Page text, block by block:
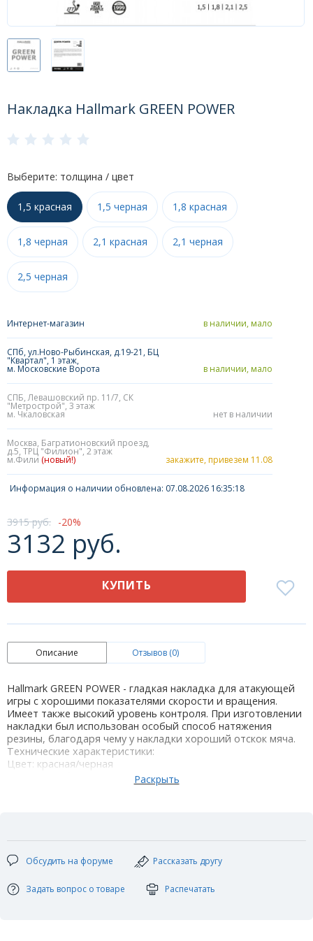
Накладка Hallmark GREEN POWER
Выберите: толщина / цвет
1,5 красная 1,5 черная 1,8 красная
1,8 черная 2,1 красная 2,1 черная
2,5 черная
Интернет-магазин в наличии, мало
СПб, ул.Ново-Рыбинская, д.19-21, БЦ
"Квартал", 1 этаж,
м. Московские Ворота в наличии, мало
СПБ, Левашовский пр. 11/7, СК
"Метрострой", 3 этаж
м. Чкаловская нет в наличии
Москва, Багратионовский проезд,
д.5, ТРЦ "Филион", 2 этаж
м.Фили (новый!) закажите, привезем 11.08
Информация о наличии обновлена: 07.08.2026 16:35:18
3915 руб. 20
3132 руб.
КУПИТЬ
Описание Отзывов (0)
Hallmark GREEN POWER - гладкая накладка для атакующей
игры с хорошими показателями скорости и вращения.
Имеет также высокий уровень контроля. При изготовлении
накладки был использован особый способ натяжения
резины, благодаря чему у накладки хороший отскок мяча.
Технические характеристики:
Цвет: красная/черная
Толщина губки: 1,5; 1,8; 2,1; 2,5мм
С100 В97 K98
Обсудить на форуме Рассказать другу
Задать вопрос о товаре Распечатать